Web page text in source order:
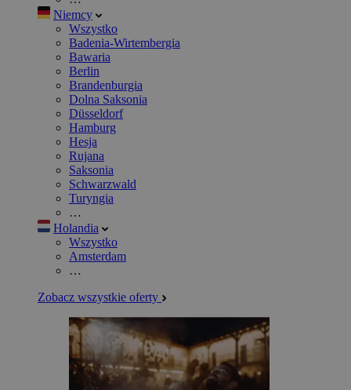
Niemcy
Wszystko
Badenia-Wirtembergia
Bawaria
Berlin
Brandenburgia
Dolna Saksonia
Düsseldorf
Hamburg
Hesja
Rujana
Saksonia
Schwarzwald
Turyngia
…
Holandia
Wszystko
Amsterdam
…
Zobacz wszystkie oferty